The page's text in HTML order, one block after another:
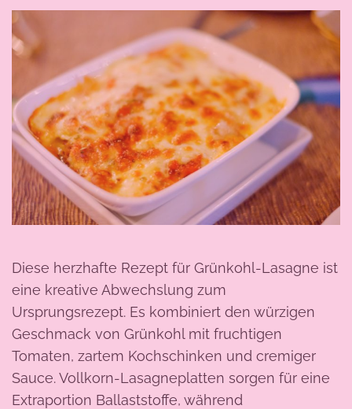
Diese herzhafte Rezept für Grünkohl-Lasagne ist
eine kreative Abwechslung zum
Ursprungsrezept. Es kombiniert den würzigen
Geschmack von Grünkohl mit fruchtigen
Tomaten, zartem Kochschinken und cremiger
Sauce. Vollkorn-Lasagneplatten sorgen für eine
Extraportion Ballaststoffe, während